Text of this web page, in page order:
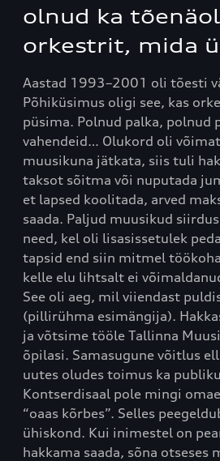
olnud ka
orkestrit, mida
Aastad 1993–2001 oli tõesti
Põhiküsimus oligi see, kas
püsima. Polnud palka, polnud
vahendeid… Olukord oli
muusikuna jätkata, siis tuli
taksot sõitma või nuputada
et lapsed koolitada, arved
saada. Paljud muusikud
need, kel oli lisasissetulek
tapsid end siin mitmel
kelle elu lihtsalt ei
See oli aeg, mil viiendast
(pillirühma esimängija).
ja võtsime tööle Tallinna
õpilasi. Samasugune võitlus
uutes oludes toimus ka
Kontserdisaal pole mingi
“oaas kõrbes”. Selles
ühiskond. Kui inimestel on
hakkama saada, sõna otseses